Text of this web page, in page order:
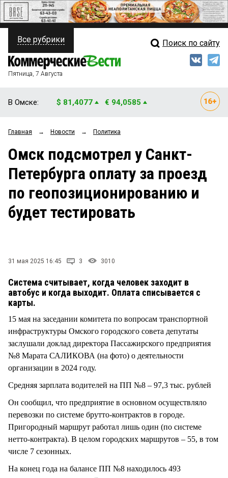
ПОЛИТИКА
ФИНАНСЫ
ОБЩЕСТВО
ЗАКОН
НОВОСТИ КОМПАНИЙ
Свежий выпуск
Рейтинги
Блоги
Архив
Все рубрики Поиск по сайту
Пятница, 7 Августа
В Омске: $ 81,4077 € 94,0585
Главная → Новости → Политика
Омск подсмотрел у Санкт-
Петербурга оплату за проезд
по геопозиционированию и
будет тестировать
31 мая 2025 16:45 3 3010
Система считывает, когда человек заходит в
автобус и когда выходит. Оплата списывается с
карты.
15 мая на заседании комитета по вопросам транспортной
инфраструктуры Омского городского совета депутаты
заслушали доклад директора Пассажирского предприятия
№8 Марата САЛИКОВА (на фото) о деятельности
организации в 2024 году.
Средняя зарплата водителей на ПП №8 – 97,3 тыс. рублей
Он сообщил, что предприятие в основном осуществляло
перевозки по системе брутто-контрактов в городе.
Пригородный маршрут работал лишь один (по системе
нетто-контракта). В целом городских маршрутов – 55, в том
числе 7 сезонных.
На конец года на балансе ПП №8 находилось 493